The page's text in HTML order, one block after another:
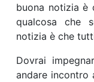
buona notizia è
qualcosa che
notizia è che
Dovrai
andare incontro